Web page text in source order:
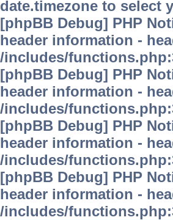
date.timezone to select
[phpBB Debug] PHP
header information -
/includes/
[phpBB Debug] PHP
header information -
/includes/
[phpBB Debug] PHP
header information -
/includes/
[phpBB Debug] PHP
header information -
/includes/